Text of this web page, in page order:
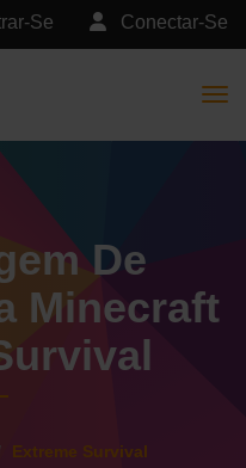
Conectar-Se
Se
De
Minecraft
Extreme Survival